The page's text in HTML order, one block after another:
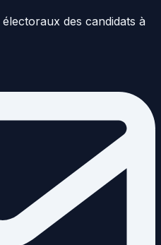
des candidats à